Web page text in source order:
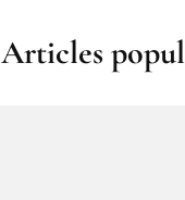
Articles